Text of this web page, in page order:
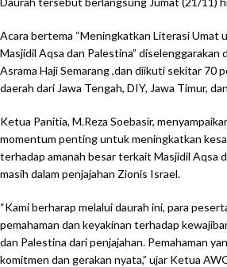
Acara bertema “Meningkatkan Literasi Umat
Masjidil Aqsa dan Palestina”
Asrama Haji Semarang ,dan diikuti sekitar 70
daerah dari Jawa Tengah, DIY, Jawa Timur,
Ketua Panitia, M.Reza Soebasir,
momentum penting untuk meningkatkan
terhadap amanah besar terkait Masjidil Aqsa
masih dalam penjajahan Zionis Israel.
“Kami berharap melalui daurah ini, para
pemahaman dan keyakinan terhadap
dan Palestina dari penjajahan. Pemahaman
komitmen dan gerakan nyata,” ujar Ketua